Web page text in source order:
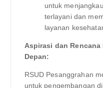
untuk
terlayani dan
layanan
Aspirasi dan Rencana
Depan:
RSUD Pesanggrahan
untuk pengembangan